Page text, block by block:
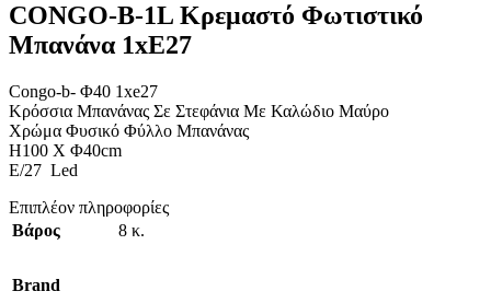
CONGO-B-1L Κρεμαστό Φωτιστικό
Μπανάνα 1xE27
Congo-b- Φ40 1xe27
Κρόσσια Μπανάνας Σε Στεφάνια Με Καλώδιο Μαύρο
Χρώμα Φυσικό Φύλλο Μπανάνας
Η100 X Φ40cm
E/27 Led
Επιπλέον πληροφορίες
Βάρος
8 κ.
Brand